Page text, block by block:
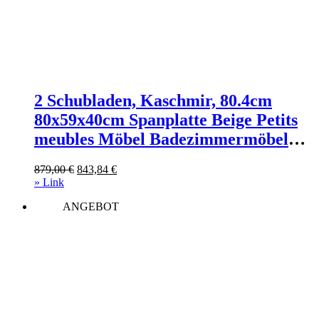
2 Schubladen, Kaschmir, 80.4cm
80x59x40cm Spanplatte Beige Petits
meubles Möbel Badezimmermöbel
879,00€ Ursprünglicher
879,00 €
843,84 €Aktueller
843,84 €.
» Link
ANGEBOT